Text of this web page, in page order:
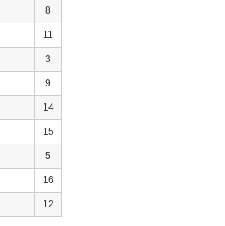
8
11
3
9
14
15
5
16
12